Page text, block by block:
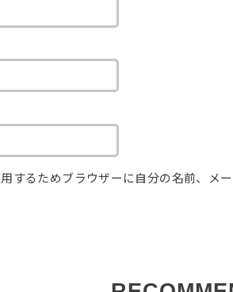
するためブラウザーに自分の名前、メ